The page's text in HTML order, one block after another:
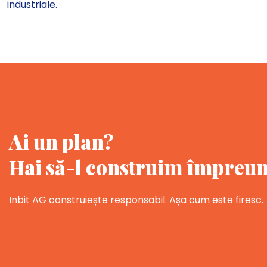
industriale.
Ai un plan?
Hai să-l construim
Inbit AG construiește responsabil. Așa cum este firesc.